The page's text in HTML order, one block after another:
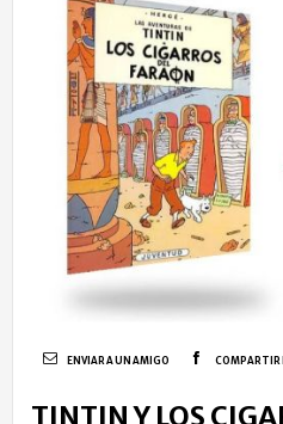
ENVIAR A UN AMIGO COMPARTIR
TINTIN Y LOS